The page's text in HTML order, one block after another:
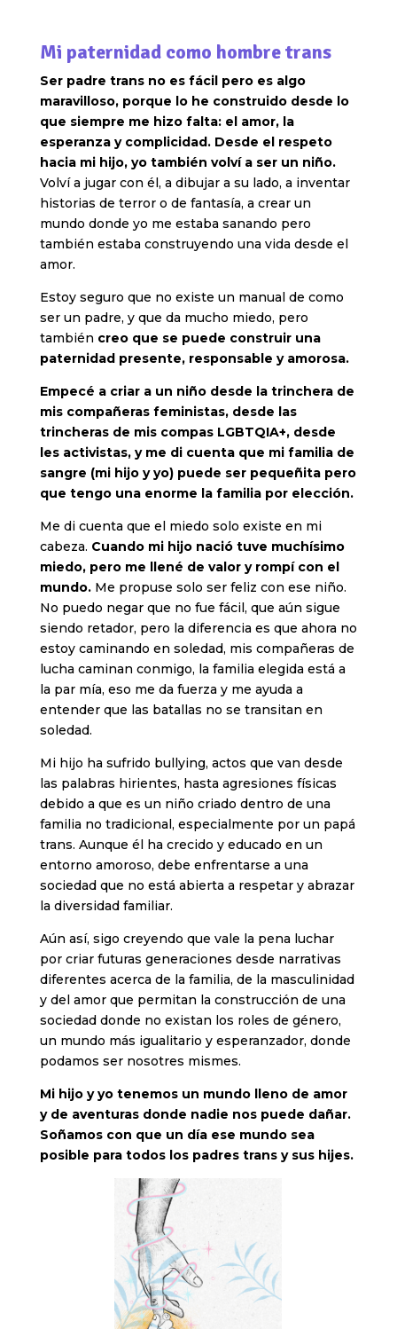
Mi paternidad como hombre trans
Ser padre trans no es fácil pero es algo
maravilloso, porque lo he construido desde lo
que siempre me hizo falta: el amor, la
esperanza y complicidad. Desde el respeto
hacia mi hijo, yo también volví a ser un niño.
Volví a jugar con él, a dibujar a su lado, a inventar
historias de terror o de fantasía, a crear un
mundo donde yo me estaba sanando pero
también estaba construyendo una vida desde el
amor.
Estoy seguro que no existe un manual de como
ser un padre, y que da mucho miedo, pero
también creo que se puede construir una
paternidad presente, responsable y amorosa.
Empecé a criar a un niño desde la trinchera de
mis compañeras feministas, desde las
trincheras de mis compas LGBTQIA+, desde
les activistas, y me di cuenta que mi familia de
sangre (mi hijo y yo) puede ser pequeñita pero
que tengo una enorme la familia por elección.
Me di cuenta que el miedo solo existe en mi
cabeza. Cuando mi hijo nació tuve muchísimo
miedo, pero me llené de valor y rompí con el
mundo. Me propuse solo ser feliz con ese niño.
No puedo negar que no fue fácil, que aún sigue
siendo retador, pero la diferencia es que ahora no
estoy caminando en soledad, mis compañeras de
lucha caminan conmigo, la familia elegida está a
la par mía, eso me da fuerza y me ayuda a
entender que las batallas no se transitan en
soledad.
Mi hijo ha sufrido bullying, actos que van desde
las palabras hirientes, hasta agresiones físicas
debido a que es un niño criado dentro de una
familia no tradicional, especialmente por un papá
trans. Aunque él ha crecido y educado en un
entorno amoroso, debe enfrentarse a una
sociedad que no está abierta a respetar y abrazar
la diversidad familiar.
Aún así, sigo creyendo que vale la pena luchar
por criar futuras generaciones desde narrativas
diferentes acerca de la familia, de la masculinidad
y del amor que permitan la construcción de una
sociedad donde no existan los roles de género,
un mundo más igualitario y esperanzador, donde
podamos ser nosotres mismes.
Mi hijo y yo tenemos un mundo lleno de amor
y de aventuras donde nadie nos puede dañar.
Soñamos con que un día ese mundo sea
posible para todos los padres trans y sus hijes.